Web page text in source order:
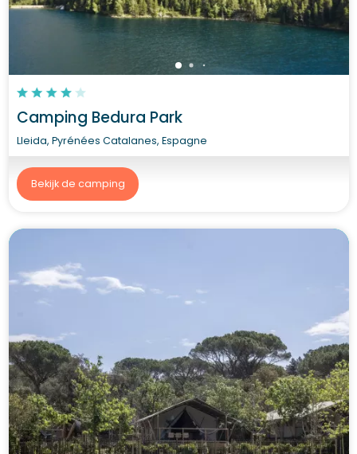
Camping Bedura Park
Lleida, Pyrénées Catalanes, Espagne
Bekijk de camping